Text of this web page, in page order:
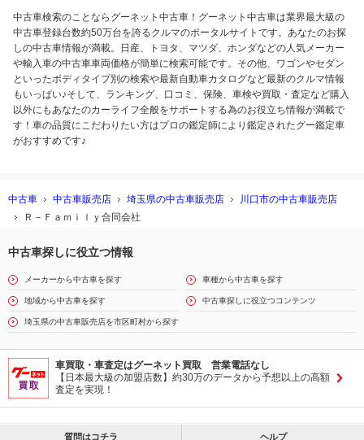
中古車検索のことならグーネット中古車！グーネット中古車は業界最大級の
中古車登録台数約50万台を誇るクルマのポータルサイトです。あなたのお探
しの中古車情報が満載。日産、トヨタ、マツダ、ホンダなどの人気メーカー
や輸入車の中古車車両価格が簡単に検索可能です。その他、ワゴンやセダン
といったボディタイプ別の検索や最新自動車カタログなど最新のクルマ情報
もいっぱい♪そして、ランキング、口コミ、保険、車検や買取・査定など購入
以外にもあなたのカーライフ全般をサポートする為のお役立ち情報が満載で
す！車の品質にこだわりたい方はプロの鑑定師により鑑定されたグー鑑定車
がおすすめです♪
中古車 中古車販売店 埼玉県の中古車販売店
川口市の中古車販売店
Ｒ－Ｆａｍｉｌｙ合同会社
中古車探しに役立つ情報
メーカーから中古車を探す 車種から中古車を探す
地域から中古車を探す 中古車探しに役立つコンテンツ
埼玉県の中古車販売店を市区町村から探す
車買取・車査定はグーネット買取 営業電話なし
【日本最大級の加盟店数】約30万のデータから予想以上の高額
査定を実現！
質問はコチラ ヘルプ